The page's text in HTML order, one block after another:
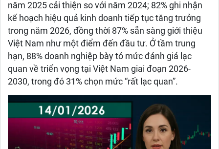
năm 2025 cải thiện so với năm 2024; 82% ghi nhận
kế hoạch hiệu quả kinh doanh tiếp tục tăng trưởng
trong năm 2026, đồng thời 87% sẵn sàng giới thiệu
Việt Nam như một điểm đến đầu tư. Ở tầm trung
hạn, 88% doanh nghiệp bày tỏ mức đánh giá lạc
quan về triển vọng tại Việt Nam giai đoạn 2026-
2030, trong đó 31% chọn mức “rất lạc quan”.